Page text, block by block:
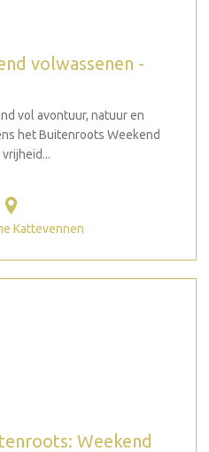
volwassenen -
vol avontuur, natuur en
het Buitenroots Weekend
Kattevennen
Weekend